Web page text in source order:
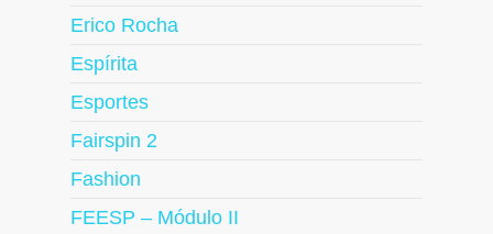
Erico Rocha
Espírita
Esportes
Fairspin 2
Fashion
FEESP – Módulo II